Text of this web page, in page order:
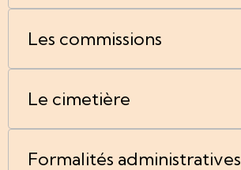
Les commissions
Le cimetière
Formalités administratives